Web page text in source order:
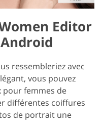
Editor
ressembleriez avec
vous pouvez
pour femmes de
différentes coiffures
de portrait une